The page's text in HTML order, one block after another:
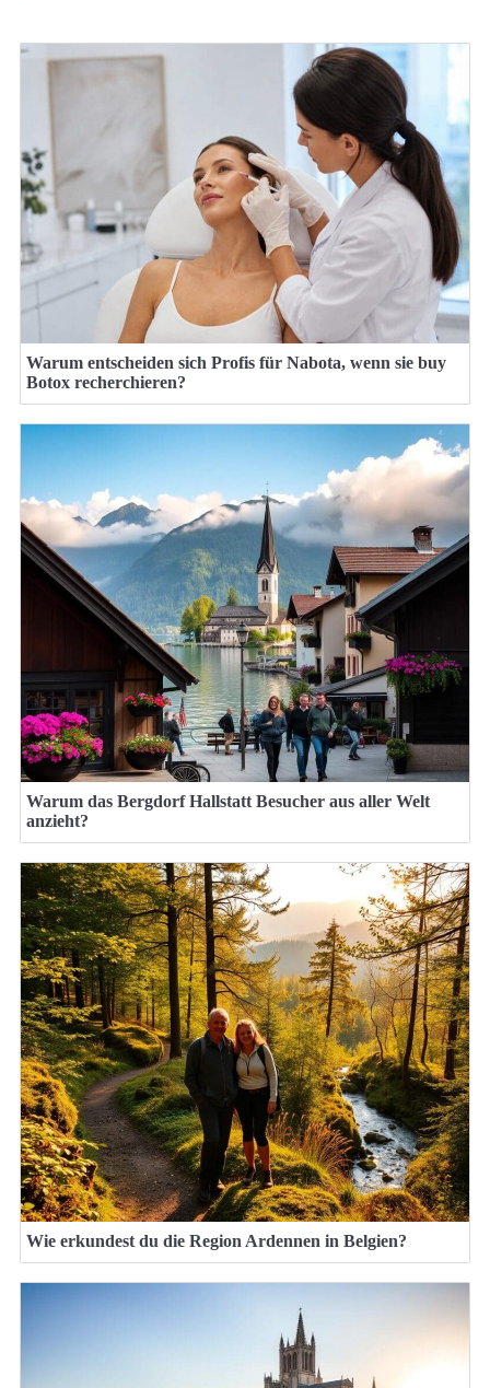
Warum entscheiden sich Profis für Nabota, wenn sie buy
Botox recherchieren?
Warum das Bergdorf Hallstatt Besucher aus aller Welt
anzieht?
Wie erkundest du die Region Ardennen in Belgien?